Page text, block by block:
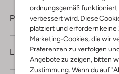
ordnungsgemäß funktioniert
verbessert wird. Diese
platziert und erfordern keine
Marketing-Cookies, die wir
Präferenzen zu verfolgen
Angebote zu zeigen, bitten
Zustimmung. Wenn du auf
Produktinformation
Lieferung & Rückgabe